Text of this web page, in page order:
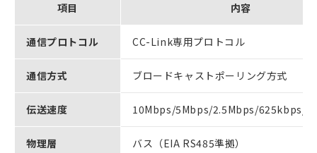
項目 内容
通信プロトコル CC-Link専用プロトコル
通信方式 ブロードキャストポーリング方式
伝送速度 10Mbps/5Mbps/2.5Mbps/625kbps/
物理層 バス（EIA RS485準拠）